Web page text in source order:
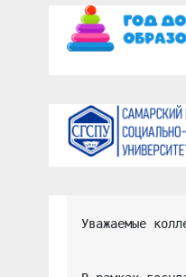
Уважаемые